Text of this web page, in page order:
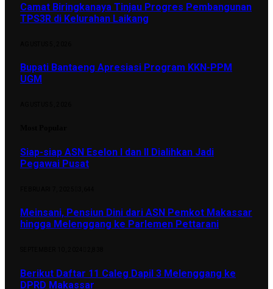
Camat Biringkanaya Tinjau Progres Pembangunan
TPS3R di Kelurahan Laikang
Bupati Bantaeng Apresiasi Program KKN-PPM
UGM
Siap-siap ASN Eselon I dan II Dialihkan Jadi
Pegawai Pusat
Meinsani, Pensiun Dini dari ASN Pemkot Makassar
hingga Melenggang ke Parlemen Pettarani
Berikut Daftar 11 Caleg Dapil 3 Melenggang ke
DPRD Makassar